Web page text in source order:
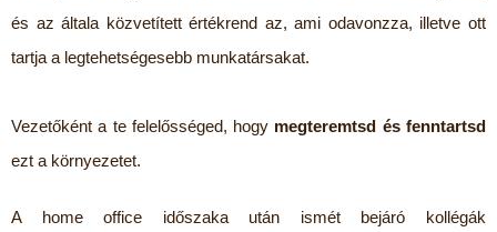
és az általa közvetített értékrend az, ami odavonzza, illetve ott
tartja a legtehetségesebb munkatársakat.
Vezetőként a te felelősséged, hogy megteremtsd és fenntartsd
ezt a környezetet.
A home office időszaka után ismét bejáró kollégák